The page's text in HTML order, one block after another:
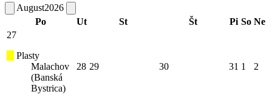
August2026
Po
Ut St Št Pi So Ne
27
Plasty
Malachov
(Banská
Bystrica)
28 29 30 31 1 2